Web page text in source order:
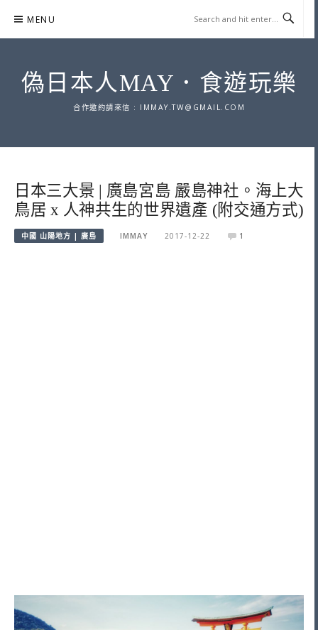
content
MENU
偽日本人MAY．食遊玩樂
合作邀約請來信 : IMMAY.TW@GMAIL.COM
日本三大景 | 廣島宮島 嚴島神社。海上大
鳥居 x 人神共生的世界遺產 (附交通方式)
中國 山陽地方 | 廣島 IMMAY 2017-12-22 1